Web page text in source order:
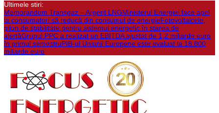
Ultimele stiri:
Memorandum Transgaz – Argent LNGMinisterul Energiei face apel
la consumatori să reducă din consumul de energieFotovoltaicele,
pilon de stabilitate pentru sistemul energetic în starea de
alertăGrupul PPC a realizat un EBITDA ajustat de 1,2 miliarde euro
în primul semestruPIB-ul Uniunii Europene este evaluat la 18.800
miliarde euro